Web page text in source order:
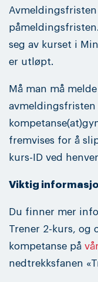
seg av kurset i
er utløpt.
Må man må
avmeldingsfristen
fremvises for å
kurs-ID ved
Viktig
Du finner mer
Trener 2-kurs, og
kompetanse på
nedtrekksfanen